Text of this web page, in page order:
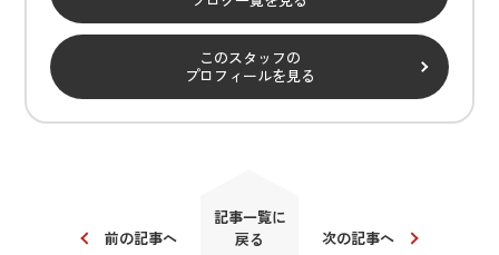
このスタッフの
プロフィールを見る
前の記事へ
記事一覧に
戻る
次の記事へ